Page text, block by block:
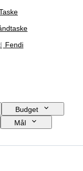
Fendi
Budget
Mål